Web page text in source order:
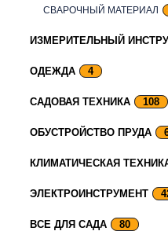
СВАРОЧНЫЙ МАТЕРИАЛ
ИЗМЕРИТЕЛЬНЫЙ
ОДЕЖДА 4
САДОВАЯ ТЕХНИКА 108
ОБУСТРОЙСТВО ПРУДА
КЛИМАТИЧЕСКАЯ
ЭЛЕКТРОИНСТРУМЕНТ
ВСЕ ДЛЯ САДА 80